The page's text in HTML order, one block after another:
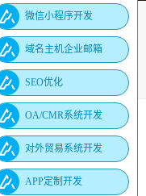
微信小程序开发
域名主机企业邮箱
SEO优化
OA/CMR系统开发
对外贸易系统开发
APP定制开发